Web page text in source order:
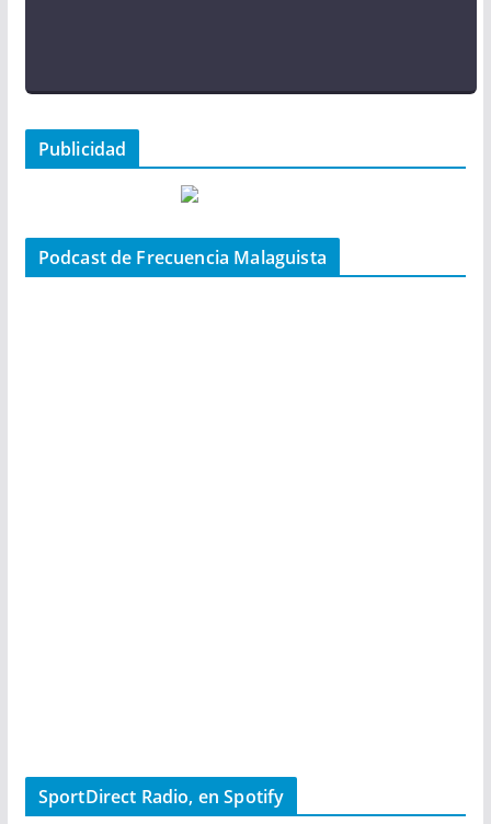
Publicidad
Podcast de Frecuencia Malaguista
SportDirect Radio, en Spotify